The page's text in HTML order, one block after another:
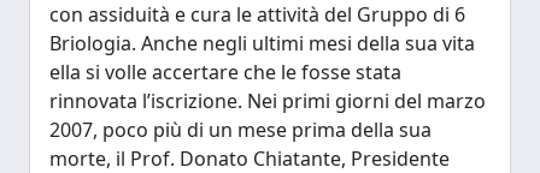
con assiduità e cura le attività del Gruppo di 6
Briologia. Anche negli ultimi mesi della sua vita
ella si volle accertare che le fosse stata
rinnovata l’iscrizione. Nei primi giorni del marzo
2007, poco più di un mese prima della sua
morte, il Prof. Donato Chiatante, Presidente